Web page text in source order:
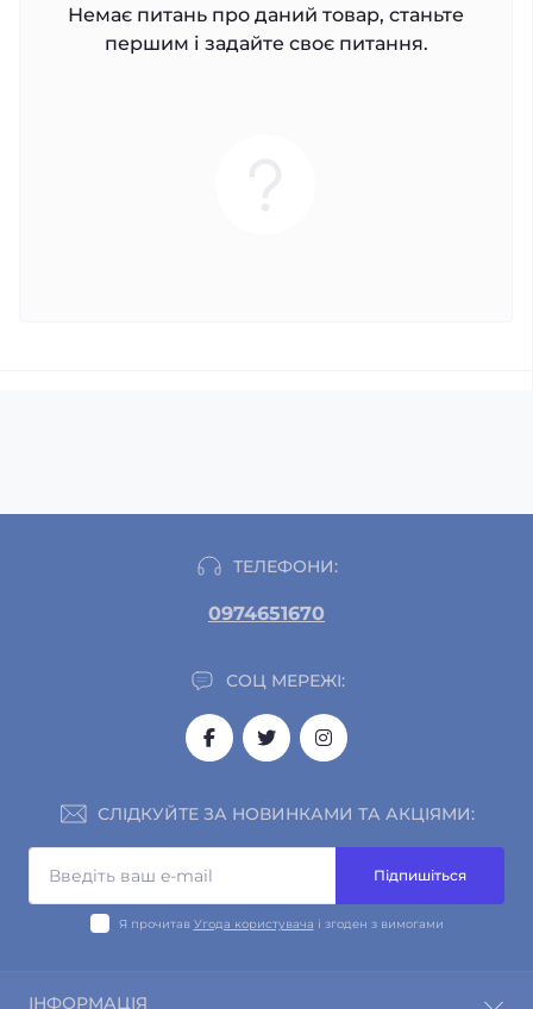
Немає питань про даний товар, станьте
першим і задайте своє питання.
ТЕЛЕФОНИ:
0974651670
СОЦ МЕРЕЖІ:
СЛІДКУЙТЕ ЗА НОВИНКАМИ ТА АКЦІЯМИ:
Підпишіться
Я прочитав Угода користувача і згоден з вимогами
ІНФОРМАЦІЯ